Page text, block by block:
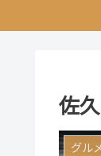
佐
グル